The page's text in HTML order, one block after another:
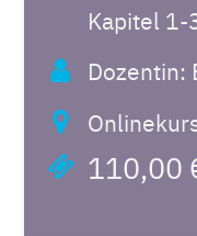
Kapitel 1-
Dozentin:
110,00